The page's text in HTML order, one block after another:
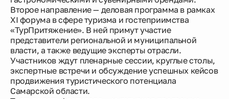
Контакты
Второе направление — деловая программа в рамках
XI форума в сфере туризма и гостеприимства
«ТурПритяжение». В ней примут участие
представители региональной и муниципальной
власти, а также ведущие эксперты отрасли.
Участников ждут пленарные сессии, круглые столы,
экспертные встречи и обсуждение успешных кейсов
продвижения туристического потенциала
Самарской области.